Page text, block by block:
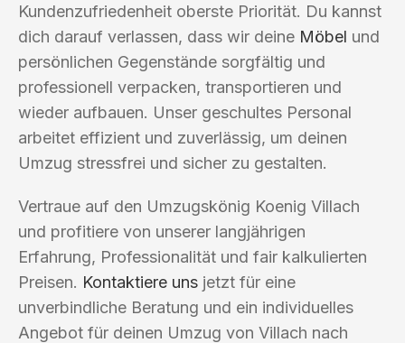
Kundenzufriedenheit oberste Priorität. Du kannst
dich darauf verlassen, dass wir deine Möbel und
persönlichen Gegenstände sorgfältig und
professionell verpacken, transportieren und
wieder aufbauen. Unser geschultes Personal
arbeitet effizient und zuverlässig, um deinen
Umzug stressfrei und sicher zu gestalten.
Vertraue auf den Umzugskönig Koenig Villach
und profitiere von unserer langjährigen
Erfahrung, Professionalität und fair kalkulierten
Preisen. Kontaktiere uns jetzt für eine
unverbindliche Beratung und ein individuelles
Angebot für deinen Umzug von Villach nach